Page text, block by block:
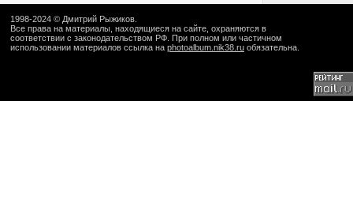
1998-2024 © Дмитрий Рыжиков
Все права на материалы, находящиеся на сайте, охраняются в
соответствии с законодательством РФ. При полном или частичном
использовании материалов ссылка на photoalbum.nik38.ru обязательна.